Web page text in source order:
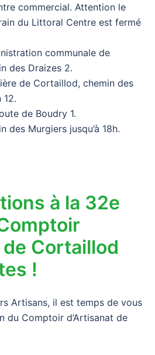
commercial. Attention le
du Littoral Centre est fermé
communale de
des Draizes 2.
de Cortaillod, chemin des
12.
de Boudry 1.
des Murgiers jusqu’à 18h.
à la 32e
de Cortaillod
!
Artisans, il est temps de vous
du Comptoir d’Artisanat de